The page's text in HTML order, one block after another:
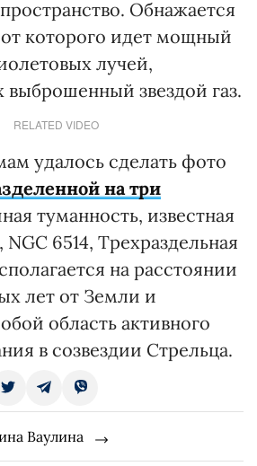
Обнажается
от которого идет мощный
лучей,
звездой газ.
RELATED VIDEO
удалось сделать фото
на три
туманность, известная
6514, Трехраздельная
на расстоянии
лет от Земли и
область активного
в созвездии Стрельца.
Ваулина